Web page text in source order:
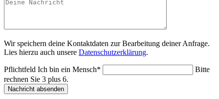
Wir speichern deine Kontaktdaten zur Bearbeitung deiner Anfrage.
Lies hierzu auch unsere Datenschutzerklärung.
Pflichtfeld Ich bin ein Mensch*
Bitte
rechnen Sie 3 plus 6.
Nachricht absenden